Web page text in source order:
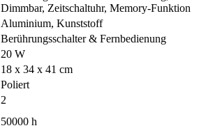
Dimmbar, Zeitschaltuhr, Memory-Funktion
‎‎Aluminium, Kunststoff
‎Berührungsschalter & Fernbedienung
‎20 W
18 x 34 x 41 cm
Poliert
2
50000 h